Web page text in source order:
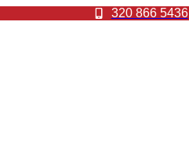
320 866 5436